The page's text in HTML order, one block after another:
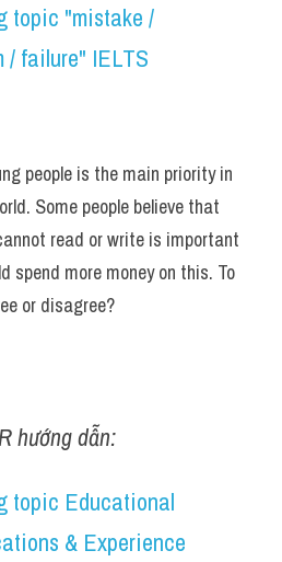
topic "mistake /
/ failure" IELTS
people is the main priority in
Some people believe that
read or write is important
spend more money on this. To
or disagree?
hướng dẫn:
topic Educational
& Experience